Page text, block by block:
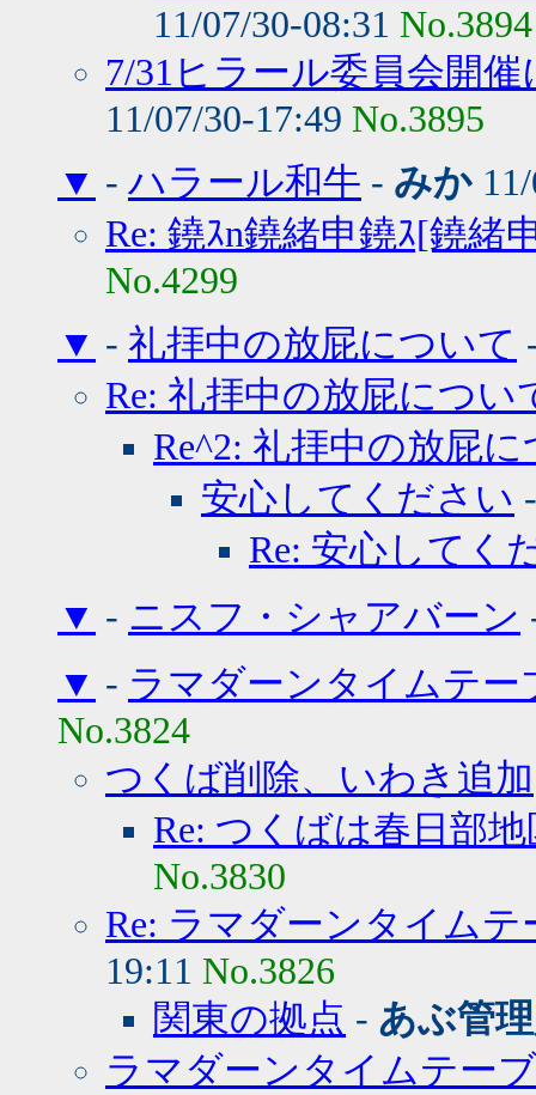
11/07/30-08:31 No.3894
7/31ヒラール委員会開
11/07/30-17:49 No.3895
▼ -ハラール和牛 - みか
Re: 鐃ｽn鐃緒申鐃ｽ[鐃緒
No.4299
▼ - 礼拝中の放屁について
Re: 礼拝中の放屁につい
Re^2: 礼拝中の放屁
安心してください
Re: 安心してく
▼ - ニスフ・シャアバーン
▼ - ラマダーンタイムテー
No.3824
つくば削除、いわき追加
Re: つくばは春日部
No.3830
Re: ラマダーンタイムテ
19:11 No.3826
関東の拠点 - あぶ管
ラマダーンタイムテー